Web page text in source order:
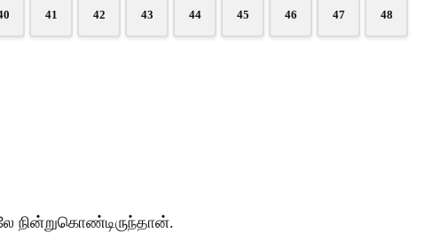
41 42 43 44 45 46 47 48